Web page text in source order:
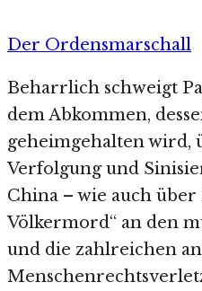
Der Ordensmarschall
Beharrlich schweigt
dem Abkommen,
geheimgehalten wird,
Verfolgung und
China – wie auch
Völkermord“ an den
und die zahlreichen